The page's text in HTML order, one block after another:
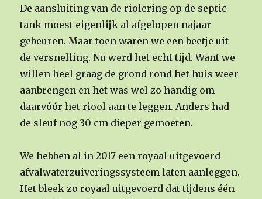
De aansluiting van de riolering op de septic
tank moest eigenlijk al afgelopen najaar
gebeuren. Maar toen waren we een beetje uit
de versnelling. Nu werd het echt tijd. Want we
willen heel graag de grond rond het huis weer
aanbrengen en het was wel zo handig om
daarvóór het riool aan te leggen. Anders had
de sleuf nog 30 cm dieper gemoeten.
We hebben al in 2017 een royaal uitgevoerd
afvalwaterzuiveringssysteem laten aanleggen.
Het bleek zo royaal uitgevoerd dat tijdens één